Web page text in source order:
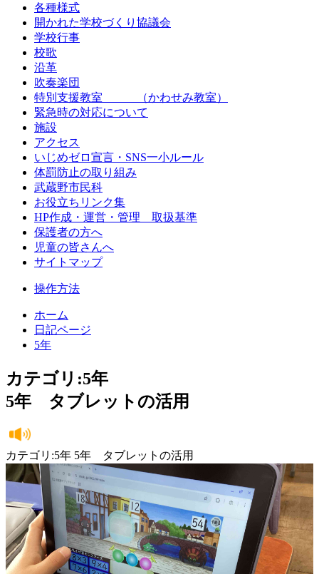
各種様式
開かれた学校づくり協議会
学校行事
校歌
沿革
吹奏楽団
特別支援教室 （かわせみ教室）
緊急時の対応について
施設
アクセス
いじめゼロ宣言・SNS一小ルール
体罰防止の取り組み
武蔵野市民科
お役立ちリンク集
HP作成・運営・管理 取扱基準
保護者の方へ
児童の皆さんへ
サイトマップ
操作方法
ホーム
日記ページ
5年
カテゴリ:5年
5年 タブレットの活用
カテゴリ:5年 5年 タブレットの活用